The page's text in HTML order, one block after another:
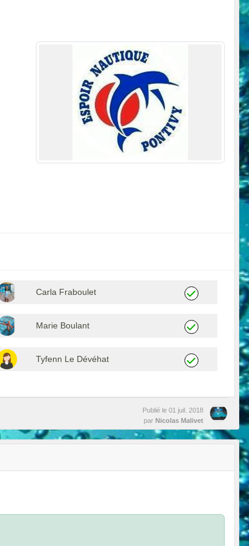
Carla Fraboulet
Marie Boulant
Tyfenn Le Dévéhat
Publié le 01 juil. 2018
par Nicolas Malivet